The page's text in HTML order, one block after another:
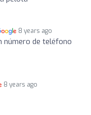
8 years ago
número de teléfono
8 years ago